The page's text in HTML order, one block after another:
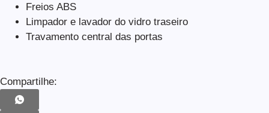
Freios ABS
Limpador e lavador do vidro traseiro
Travamento central das portas
Compartilhe: